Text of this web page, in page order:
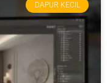
DAPUR KECIL